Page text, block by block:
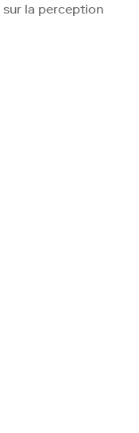
la perception